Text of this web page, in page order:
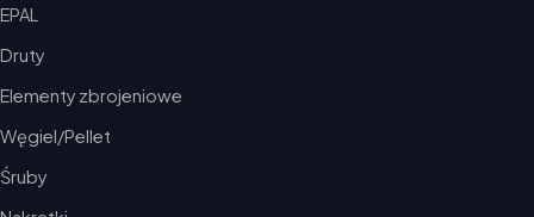
EPAL
Druty
Elementy zbrojeniowe
Węgiel/Pellet
Śruby